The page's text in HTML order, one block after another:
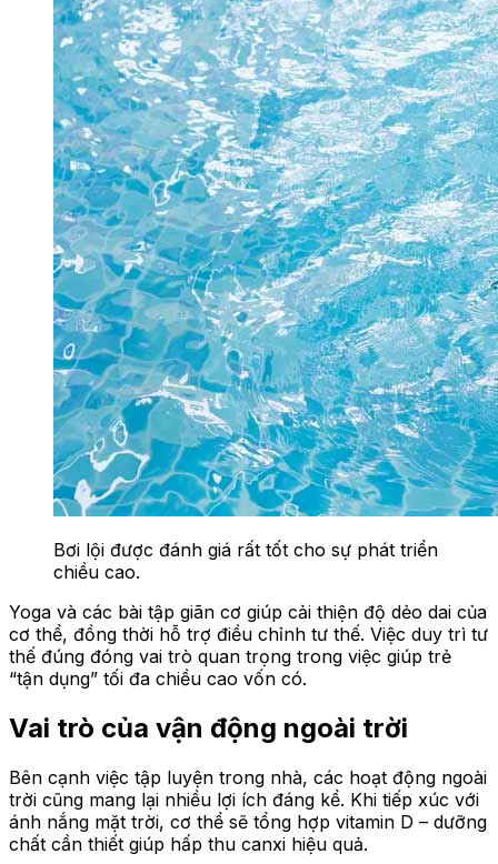
Bơi lội được đánh giá rất tốt cho sự phát triển
chiều cao.
Yoga và các bài tập giãn cơ giúp cải thiện độ dẻo dai của
cơ thể, đồng thời hỗ trợ điều chỉnh tư thế. Việc duy trì tư
thế đúng đóng vai trò quan trọng trong việc giúp trẻ
“tận dụng” tối đa chiều cao vốn có.
Vai trò của vận động ngoài trời
Bên cạnh việc tập luyện trong nhà, các hoạt động ngoài
trời cũng mang lại nhiều lợi ích đáng kể. Khi tiếp xúc với
ánh nắng mặt trời, cơ thể sẽ tổng hợp vitamin D – dưỡng
chất cần thiết giúp hấp thu canxi hiệu quả.